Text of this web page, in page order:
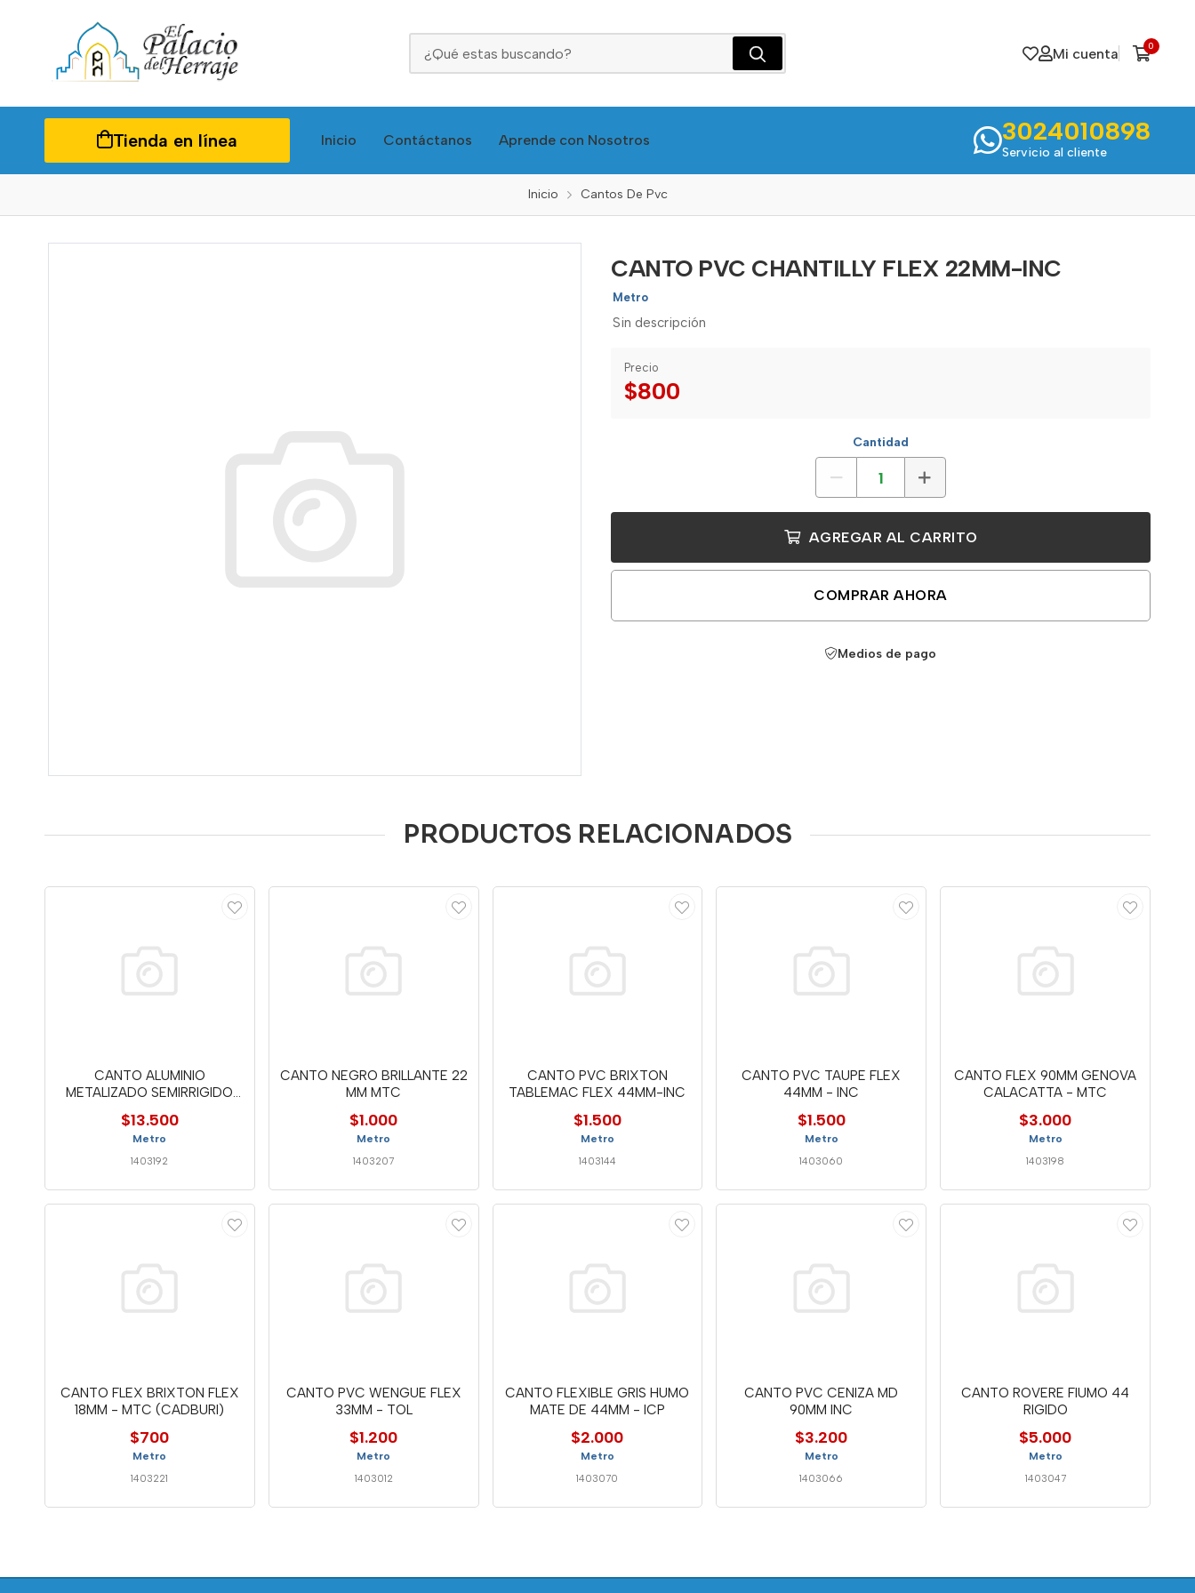
Mi cuenta 0
Tienda en línea Inicio Contáctanos Aprende con Nosotros 3024010898
Servicio al cliente
Inicio Cantos De Pvc
CANTO PVC CHANTILLY FLEX 22MM-INC
Metro
Sin descripción
Precio
$800
Cantidad
AGREGAR AL CARRITO
COMPRAR AHORA
Medios de pago
PRODUCTOS RELACIONADOS
CANTO ALUMINIO
METALIZADO SEMIRRIGIDO
44MM - MTC
$13.500
Metro
1403192
CANTO NEGRO BRILLANTE 22
MM MTC
$1.000
Metro
1403207
CANTO PVC BRIXTON
TABLEMAC FLEX 44MM-INC
$1.500
Metro
1403144
CANTO PVC TAUPE FLEX
44MM - INC
$1.500
Metro
1403060
CANTO FLEX 90MM GENOVA
CALACATTA - MTC
$3.000
Metro
1403198
CANTO FLEX BRIXTON FLEX
18MM - MTC (CADBURI)
$700
Metro
1403221
CANTO PVC WENGUE FLEX
33MM - TOL
$1.200
Metro
1403012
CANTO FLEXIBLE GRIS HUMO
MATE DE 44MM - ICP
$2.000
Metro
1403070
CANTO PVC CENIZA MD
90MM INC
$3.200
Metro
1403066
CANTO ROVERE FIUMO 44
RIGIDO
$5.000
Metro
1403047